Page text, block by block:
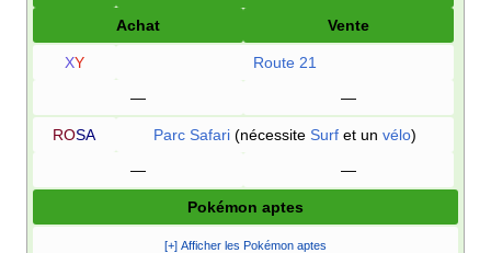
Achat
Vente
XY
Route 21
—
—
ROSA Parc Safari(nécessite Surfet un vélo)
—
—
Pokémon aptes
[+] Afficher les Pokémon aptes